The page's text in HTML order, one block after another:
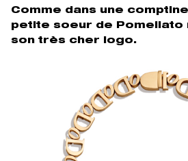
Comme dans une
petite soeur de Pomellato
son très cher logo.